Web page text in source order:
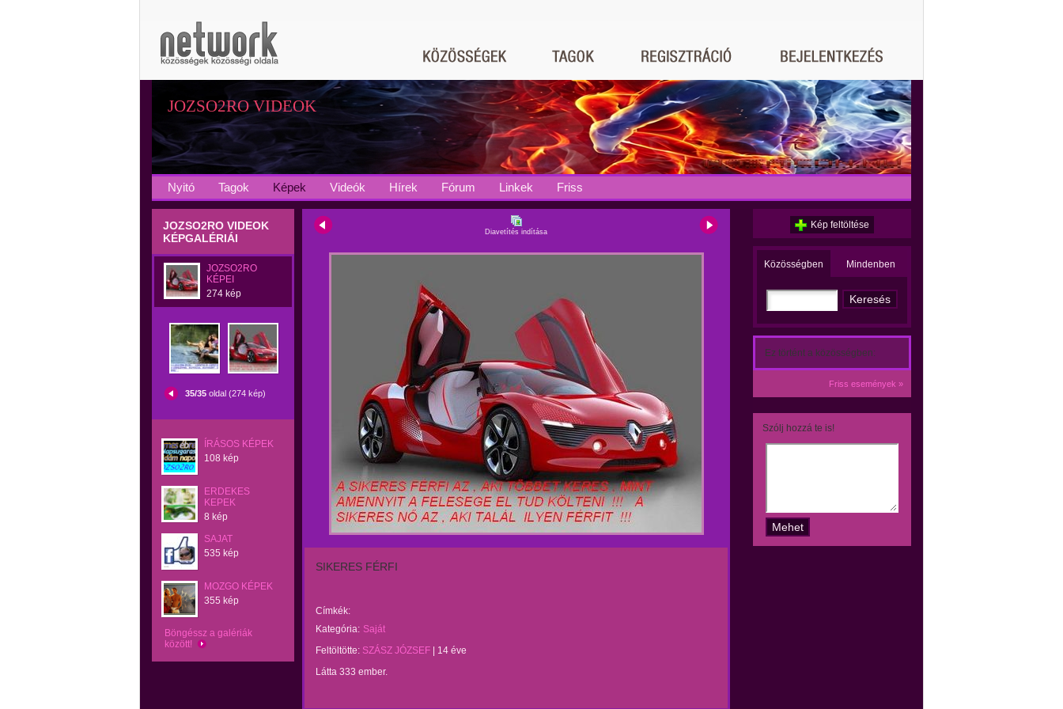
JOZSO2RO VIDEOK
Nyitó Tagok Képek Videók Hírek Fórum Linkek Friss
JOZSO2RO VIDEOK
KÉPGALÉRIÁI
JOZSO2RO
KÉPEI
274 kép
35/35 oldal (274 kép)
ÍRÁSOS KÉPEK
108 kép
ERDEKES
KEPEK
8 kép
SAJAT
535 kép
MOZGO KÉPEK
355 kép
Böngéssz a galériák
között!
Diavetítés indítása
SIKERES FÉRFI
Címkék:
Kategória: Saját
Feltöltötte: SZÁSZ JÓZSEF
14 éve
Látta 333 ember.
Kép feltöltése
Közösségben Mindenben
Ez történt a közösségben:
Friss események »
Szólj hozzá te is!